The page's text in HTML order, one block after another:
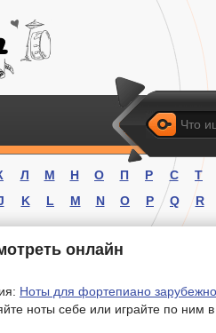
Искать
Л М Н О П Р С Т
K L M N O P Q R
онлайн
Ноты для фортепиано
ноты себе или играйте по ним